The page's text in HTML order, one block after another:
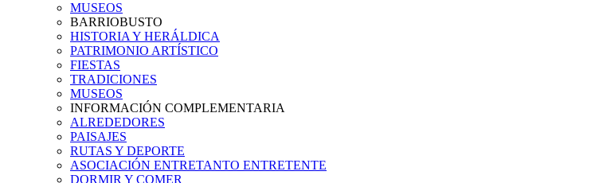
MUSEOS
BARRIOBUSTO
HISTORIA Y HERÁLDICA
PATRIMONIO ARTÍSTICO
FIESTAS
TRADICIONES
MUSEOS
INFORMACIÓN COMPLEMENTARIA
ALREDEDORES
PAISAJES
RUTAS Y DEPORTE
ASOCIACIÓN ENTRETANTO ENTRETENTE
DORMIR Y COMER